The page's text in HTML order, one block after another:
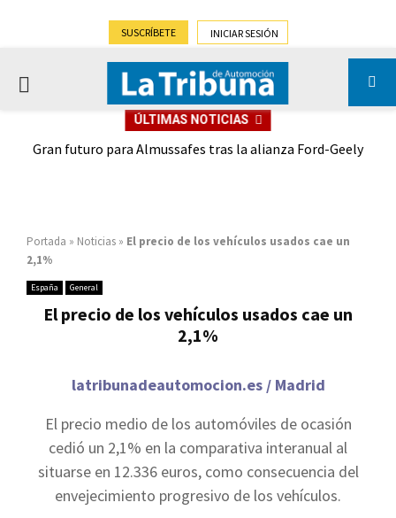
SUSCRÍBETE INICIAR SESIÓN
PRIMARY
ÚLTIMAS NOTICIAS
Gran futuro para Almussafes tras la alianza Ford-Geely
Portada » Noticias » El precio de los vehículos usados cae un
2,1%
España General
El precio de los vehículos usados cae un
2,1%
latribunadeautomocion.es / Madrid
El precio medio de los automóviles de ocasión
cedió un 2,1% en la comparativa interanual al
situarse en 12.336 euros, como consecuencia del
envejecimiento progresivo de los vehículos.